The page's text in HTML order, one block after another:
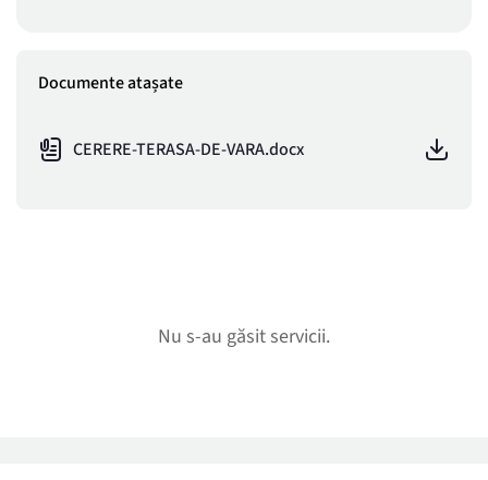
Documente atașate
CERERE-TERASA-DE-VARA.docx
Nu s-au găsit servicii.